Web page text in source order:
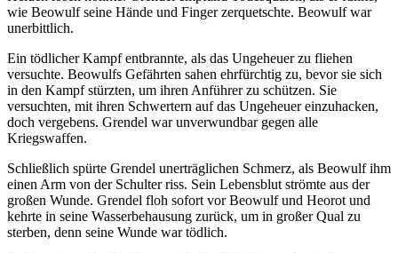
wie Beowulf seine Hände und Finger zerquetschte. Beowulf war
unerbittlich.
Ein tödlicher Kampf entbrannte, als das Ungeheuer zu fliehen
versuchte. Beowulfs Gefährten sahen ehrfürchtig zu, bevor sie sich
in den Kampf stürzten, um ihren Anführer zu schützen. Sie
versuchten, mit ihren Schwertern auf das Ungeheuer einzuhacken,
doch vergebens. Grendel war unverwundbar gegen alle
Kriegswaffen.
Schließlich spürte Grendel unerträglichen Schmerz, als Beowulf ihm
einen Arm von der Schulter riss. Sein Lebensblut strömte aus der
großen Wunde. Grendel floh sofort vor Beowulf und Heorot und
kehrte in seine Wasserbehausung zurück, um in großer Qual zu
sterben, denn seine Wunde war tödlich.